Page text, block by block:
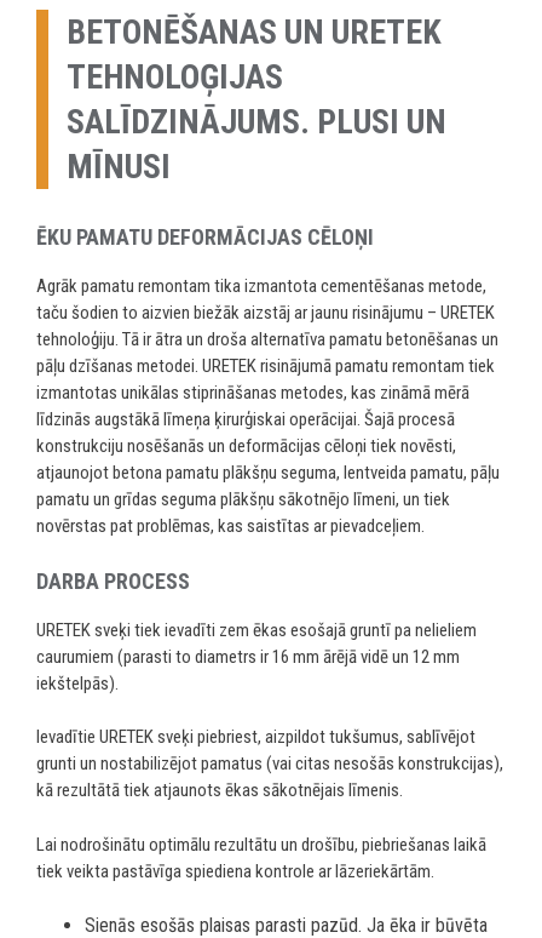
BETONĒŠANAS UN URETEK
TEHNOLOĢIJAS
SALĪDZINĀJUMS. PLUSI UN
MĪNUSI
ĒKU PAMATU DEFORMĀCIJAS CĒLOŅI
Agrāk pamatu remontam tika izmantota cementēšanas metode,
taču šodien to aizvien biežāk aizstāj ar jaunu risinājumu – URETEK
tehnoloģiju. Tā ir ātra un droša alternatīva pamatu betonēšanas un
pāļu dzīšanas metodei. URETEK risinājumā pamatu remontam tiek
izmantotas unikālas stiprināšanas metodes, kas zināmā mērā
līdzinās augstākā līmeņa ķirurģiskai operācijai. Šajā procesā
konstrukciju nosēšanās un deformācijas cēloņi tiek novēsti,
atjaunojot betona pamatu plākšņu seguma, lentveida pamatu, pāļu
pamatu un grīdas seguma plākšņu sākotnējo līmeni, un tiek
novērstas pat problēmas, kas saistītas ar pievadceļiem.
DARBA PROCESS
URETEK sveķi tiek ievadīti zem ēkas esošajā gruntī pa nelieliem
caurumiem (parasti to diametrs ir 16 mm ārējā vidē un 12 mm
iekštelpās).
Ievadītie URETEK sveķi piebriest, aizpildot tukšumus, sablīvējot
grunti un nostabilizējot pamatus (vai citas nesošās konstrukcijas),
kā rezultātā tiek atjaunots ēkas sākotnējais līmenis.
Lai nodrošinātu optimālu rezultātu un drošību, piebriešanas laikā
tiek veikta pastāvīga spiediena kontrole ar lāzeriekārtām.
Sienās esošās plaisas parasti pazūd. Ja ēka ir būvēta